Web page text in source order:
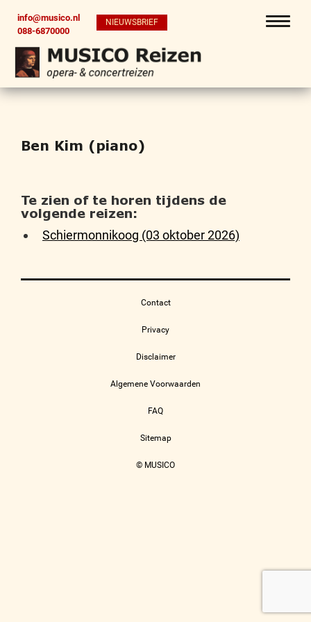
info@musico.nl
088-6870000
NIEUWSBRIEF
Ben Kim (piano)
Te zien of te horen tijdens de
volgende reizen:
Schiermonnikoog (03 oktober 2026)
Contact
Privacy
Disclaimer
Algemene Voorwaarden
FAQ
Sitemap
© MUSICO